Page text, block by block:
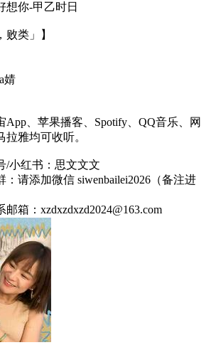
想你-甲乙时日
败类」】
婧
App、苹果播客、Spotify、QQ音乐、网
雅均可收听。
/小红书：思文文文
：请添加微信 siwenbailei2026（备注进
箱：xzdxzdxzd2024@163.com